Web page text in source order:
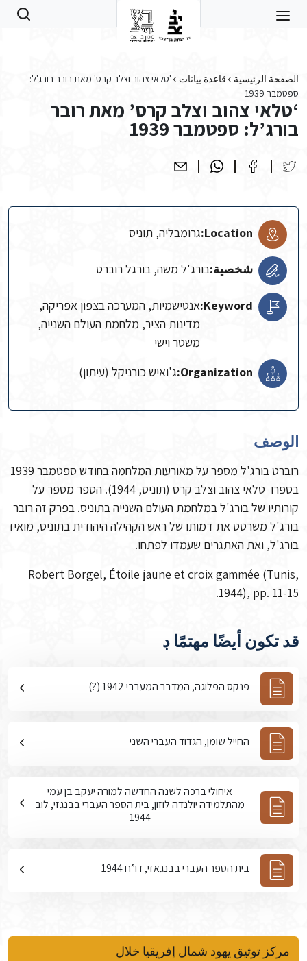
الصفحة الرئيسية قاعدة بيانات
'טלאי צהוב וצלב קרס' מאת רובר בורג'ל:
ספטמבר 1939
‘טלאי צהוב וצלב קרס’ מאת רובר
בורג’ל: ספטמבר 1939
Location: גרומבליה, תוניס
شخصية:בורג'ל משה, בורגל רוברט
Keyword: אנטישמיות, המערכה בצפון אפריקה,
מדינות הציר, מלחמת העולם השנייה,
משטר וישי
Organization: ג'ואיש כורניקל (עיתון)
الوصف
רוברט בורג'ל מספר על מאורעות המלחמה בחודש ספטמבר 1939
בספרו טלאי צהוב וצלב קרס (תוניס, 1944). הספר מספר על
קורותיו של בורג'ל במלחמת העולם השנייה בתוניס. בפרק זה רובר
בורג'ל משרטט את דמותו של ראש הקהילה היהודית בתוניס, מואיז
בורג'ל, ואת האתגרים שעמדו לפתחו.
Robert Borgel, Étoile jaune et croix gammée (Tunis,
1944), pp. 11-15.
قد تكون أيضًا مهتمًا ڊ
פנקס הפלוגה, המדבר המערבי 1942 (?)
החייל שומן, הגדוד העברי השני
איחולי ברכה לשנה החדשה למורה יעקב בן עמי
מהתלמידה יולנדה לוזון, בית הספר העברי בבנגזי, לוב
1944
בית הספר העברי בבנגאזי, דו”ח 1944
مركز توثيق يهود شمال إفريقيا خلال